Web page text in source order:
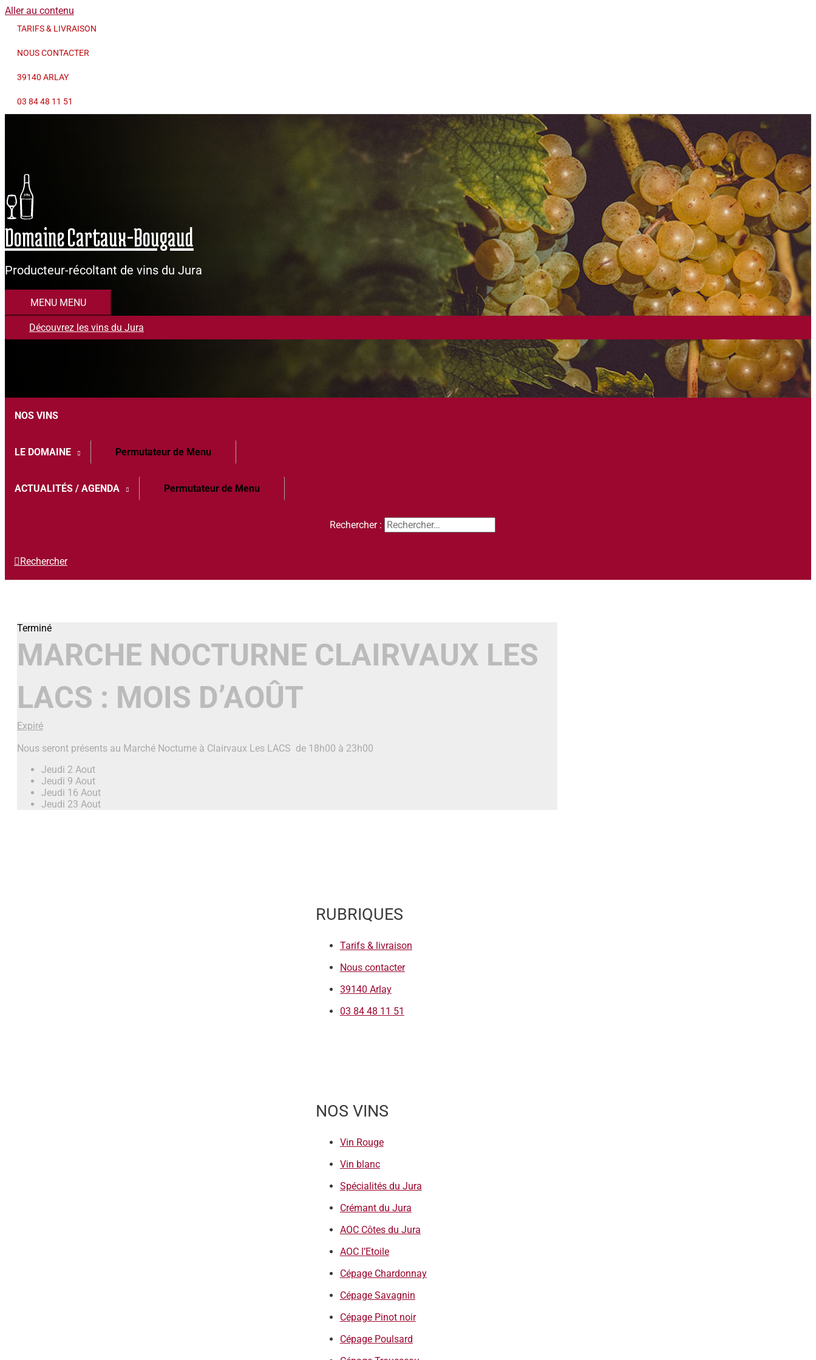
Aller au contenu
TARIFS & LIVRAISON
NOUS CONTACTER
39140 ARLAY
03 84 48 11 51
Domaine Cartaux-Bougaud
Producteur-récoltant de vins du Jura
MENU MENU
Découvrez les vins du Jura
NOS VINS
LE DOMAINE Permutateur de Menu
ACTUALITÉS / AGENDA Permutateur de Menu
Rechercher :
Rechercher
MARCHE NOCTURNE CLAIRVAUX LES
LACS : MOIS D’AOÛT
Expiré
Nous seront présents au Marché Nocturne à Clairvaux Les LACS de 18h00 à 23h00
Jeudi 2 Aout
Jeudi 9 Aout
Jeudi 16 Aout
Jeudi 23 Aout
RUBRIQUES
Tarifs & livraison
Nous contacter
39140 Arlay
03 84 48 11 51
NOS VINS
Vin Rouge
Vin blanc
Spécialités du Jura
Crémant du Jura
AOC Côtes du Jura
AOC l’Etoile
Cépage Chardonnay
Cépage Savagnin
Cépage Pinot noir
Cépage Poulsard